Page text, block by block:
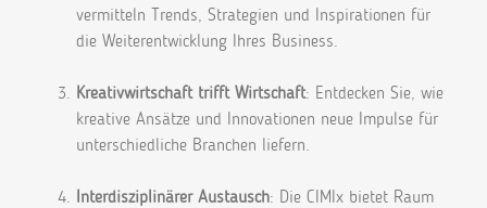
vermitteln Trends, Strategien und Inspirationen für
die Weiterentwicklung Ihres Business.
Kreativwirtschaft trifft Wirtschaft: Entdecken Sie, wie
kreative Ansätze und Innovationen neue Impulse für
unterschiedliche Branchen liefern.
Interdisziplinärer Austausch: Die CIMIx bietet Raum